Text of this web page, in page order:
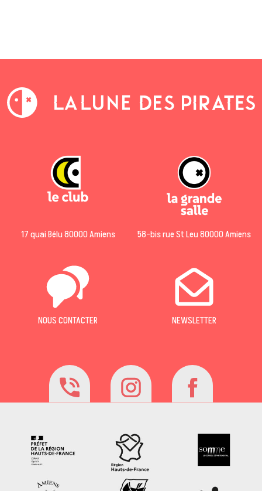
17 quai Bélu 80000 Amiens 58-bis rue St Leu 80000 Amiens
NOUS CONTACTER NEWSLETTER